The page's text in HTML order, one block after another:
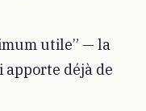
utile” — la
déjà de